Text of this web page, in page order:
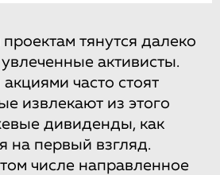
тянутся далеко
активисты.
часто стоят
извлекают из этого
дивиденды, как
на первый взгляд.
числе направленное